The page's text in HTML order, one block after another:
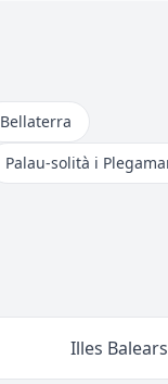
Bellaterra
Palau-solità i
Illes Balears